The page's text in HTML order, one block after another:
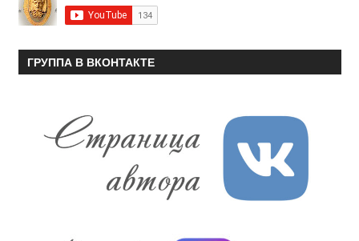
ГРУППА В ВКОНТАКТЕ